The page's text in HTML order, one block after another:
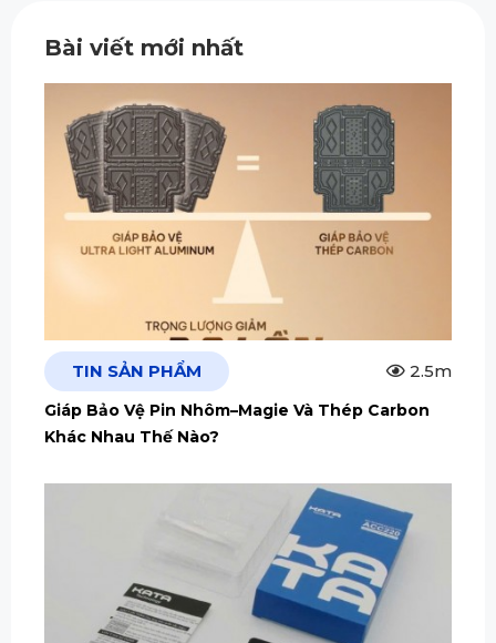
Bài viết mới nhất
TIN SẢN PHẨM 2.5m
Giáp Bảo Vệ Pin Nhôm–Magie Và Thép Carbon
Khác Nhau Thế Nào?